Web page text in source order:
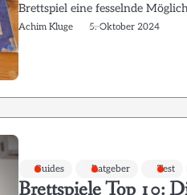
Brettspiel eine fesselnde
Achim Kluge 5. Oktober 2024
Guides Ratgeber Test